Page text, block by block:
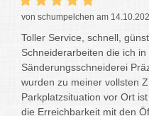
von schumpelchen am
Toller Service, schnell,
Schneiderarbeiten die ich
Sänderungsschneiderei
wurden zu meiner vollsten
Parkplatzsituation vor Ort
die Erreichbarkeit mit den